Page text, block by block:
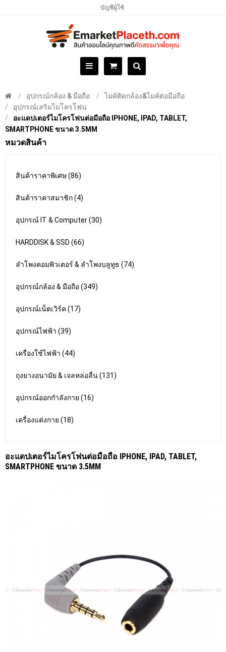
บัญชีผู้ใช้
อุปกรณ์กล้อง & มือถือ
ไมค์ติดกล้อง&ไมค์ต่อมือถือ
อุปกรณ์เสริมไมโครโฟน
อะแดปเตอร์ไมโครโฟนต่อมือถือ IPHONE, IPAD, TABLET,
SMARTPHONE ขนาด 3.5MM
หมวดสินค้า
สินค้าราคาพิเศษ (86)
สินค้าราคาสมาชิก (4)
อุปกรณ์ IT & Computer (30)
HARDDISK & SSD (66)
ลำโพงคอมพิวเตอร์ & ลำโพงบลูทูธ (74)
อุปกรณ์กล้อง & มือถือ (349)
อุปกรณ์เน็ตเวิร์ค (17)
อุปกรณ์ไฟฟ้า (39)
เครื่องใช้ไฟฟ้า (44)
ถุงยางอนามัย & เจลหล่อลื่น (131)
อุปกรณ์ออกกำลังกาย (16)
เครื่องแต่งกาย (18)
อะแดปเตอร์ไมโครโฟนต่อมือถือ IPHONE, IPAD, TABLET,
SMARTPHONE ขนาด 3.5MM